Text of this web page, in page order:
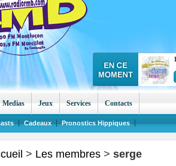
> Les membres > serge
Medias Jeux Services Contacts
Cadeaux Pronostics Hippiques